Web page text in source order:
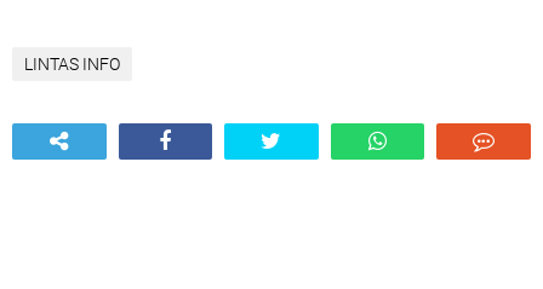
LINTAS INFO